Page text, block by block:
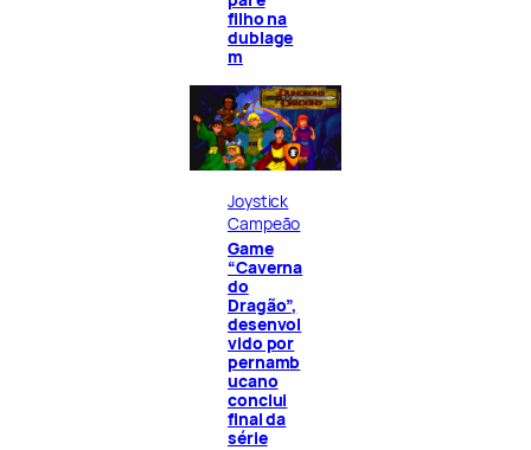
filho na
dublage
m
Joystick
Campeão
Game
“Caverna
do
Dragão”,
desenvol
vido por
pernamb
ucano
conclui
final da
série